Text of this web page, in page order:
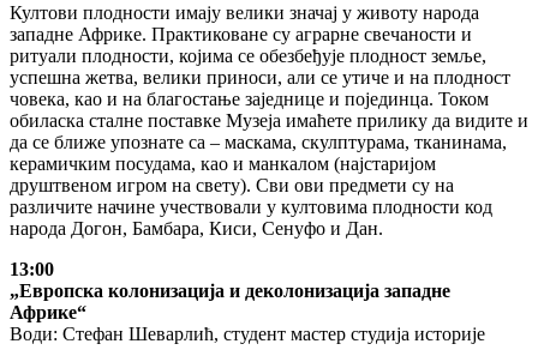
Култови плодности имају велики значај у животу народа
западне Африке. Практиковане су аграрне свечаности и
ритуали плодности, којима се обезбеђује плодност земље,
успешна жетва, велики приноси, али се утиче и на плодност
човека, као и на благостање заједнице и појединца. Током
обиласка сталне поставке Музеја имаћете прилику да видите и
да се ближе упознате са – маскама, скулптурама, тканинама,
керамичким посудама, као и манкалом (најстаријом
друштвеном игром на свету). Сви ови предмети су на
различите начине учествовали у култовима плодности код
народа Догон, Бамбара, Киси, Сенуфо и Дан.
13:00
„Европска колонизација и деколонизација западне
Африке“
Води: Стефан Шеварлић, студент мастер студија историје